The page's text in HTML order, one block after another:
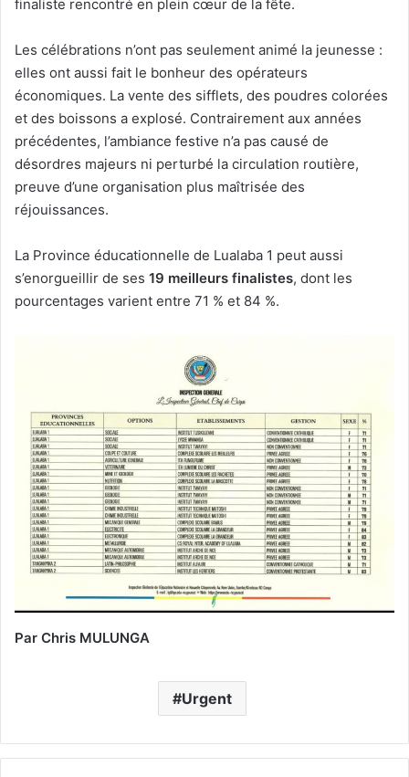
finaliste rencontré en plein cœur de la fête.
Les célébrations n’ont pas seulement animé la jeunesse :
elles ont aussi fait le bonheur des opérateurs
économiques. La vente des sifflets, des poudres colorées
et des boissons a explosé. Contrairement aux années
précédentes, l’ambiance festive n’a pas causé de
désordres majeurs ni perturbé la circulation routière,
preuve d’une organisation plus maîtrisée des
réjouissances.
La Province éducationnelle de Lualaba 1 peut aussi
s’enorgueillir de ses 19 meilleurs finalistes, dont les
pourcentages varient entre 71 % et 84 %.
Par Chris MULUNGA
Urgent